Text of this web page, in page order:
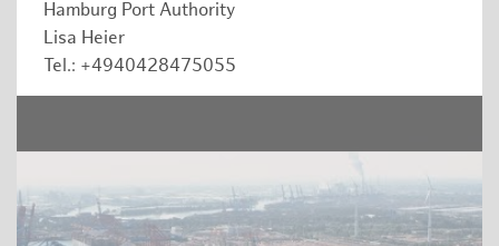
Hamburg Port Authority
Lisa Heier
Tel.: +4940428475055